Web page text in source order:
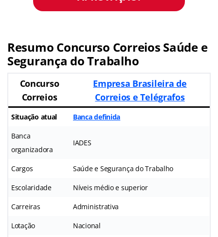
Resumo Concurso Correios Saúde e
Segurança do Trabalho
Concurso
Correios
Empresa Brasileira de
Correios e Telégrafos
Situação atual Banca definida
Banca
organizadora
IADES
Cargos Saúde e Segurança do Trabalho
Escolaridade Níveis médio e superior
Carreiras Administrativa
Lotação Nacional